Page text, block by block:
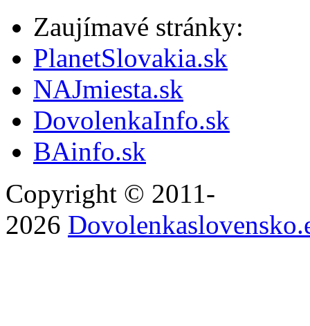
Zaujímavé stránky:
PlanetSlovakia.sk
NAJmiesta.sk
DovolenkaInfo.sk
BAinfo.sk
Copyright © 2011-
2026